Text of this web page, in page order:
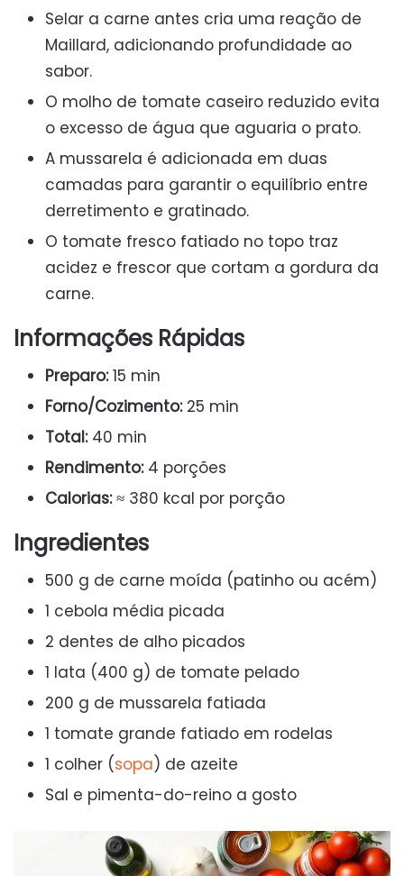
Selar a carne antes cria uma reação de
Maillard, adicionando profundidade ao
sabor.
O molho de tomate caseiro reduzido evita
o excesso de água que aguaria o prato.
A mussarela é adicionada em duas
camadas para garantir o equilíbrio entre
derretimento e gratinado.
O tomate fresco fatiado no topo traz
acidez e frescor que cortam a gordura da
carne.
Informações Rápidas
Preparo:15 min
Forno/Cozimento:25 min
Total:40 min
Rendimento:4 porções
Calorias:≈ 380 kcal por porção
Ingredientes
500 g de carne moída (patinho ou acém)
1 cebola média picada
2 dentes de alho picados
1 lata (400 g) de tomate pelado
200 g de mussarela fatiada
1 tomate grande fatiado em rodelas
1 colher (sopa) de azeite
Sal e pimenta-do-reino a gosto